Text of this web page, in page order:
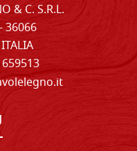
& C. S.R.L.
36066